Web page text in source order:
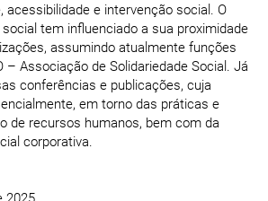
acessibilidade e intervenção social. O
tem influenciado a sua proximidade
assumindo atualmente funções
– Associação de Solidariedade Social. Já
conferências e publicações, cuja
em torno das práticas e
de recursos humanos, bem com da
corporativa.